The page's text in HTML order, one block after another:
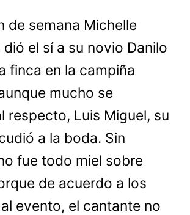
de semana Michelle
dió el sí a su novio Danilo
finca en la campiña
mucho se
respecto, Luis Miguel, su
a la boda. Sin
fue todo miel sobre
de acuerdo a los
evento, el cantante no